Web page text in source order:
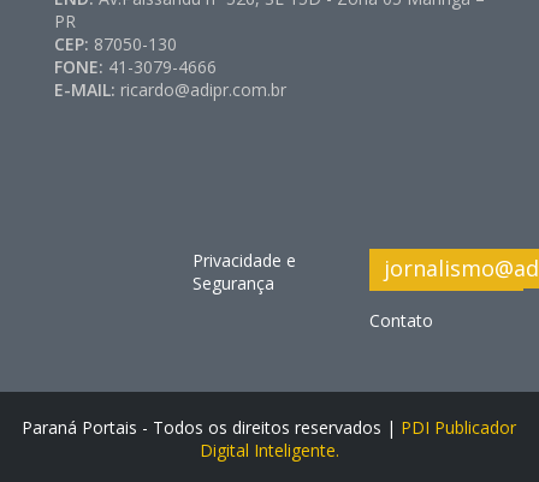
PR
CEP: 87050-130
FONE: 41-3079-4666
E-MAIL: ricardo@adipr.com.br
Privacidade e
Segurança
Contato
Paraná Portais - Todos os direitos reservados | PDI Publicador
Digital Inteligente.